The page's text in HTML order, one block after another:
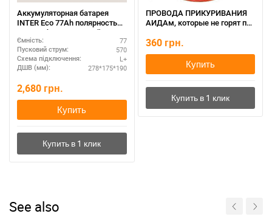
Аккумуляторная батарея
INTER Eco 77Ah полярность
L+ - необслуживаемый
Ємність: 77
Пусковий струм: 570
Схема підключення: L+
ДШВ (мм): 278*175*190
2,680 грн.
Купить
ПРОВОДА ПРИКУРИВАНИЯ
АИДАм, которые не горят при
360 грн.
Купить
See also